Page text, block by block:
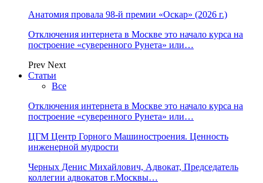
Анатомия провала 98-й премии «Оскар» (2026 г.)
Отключения интернета в Москве это начало курса на
построение «суверенного Рунета» или…
Prev Next
Статьи
Все
Отключения интернета в Москве это начало курса на
построение «суверенного Рунета» или…
ЦГМ Центр Горного Машиностроения. Ценность
инженерной мудрости
Черных Денис Михайлович, Адвокат, Председатель
коллегии адвокатов г.Москвы…